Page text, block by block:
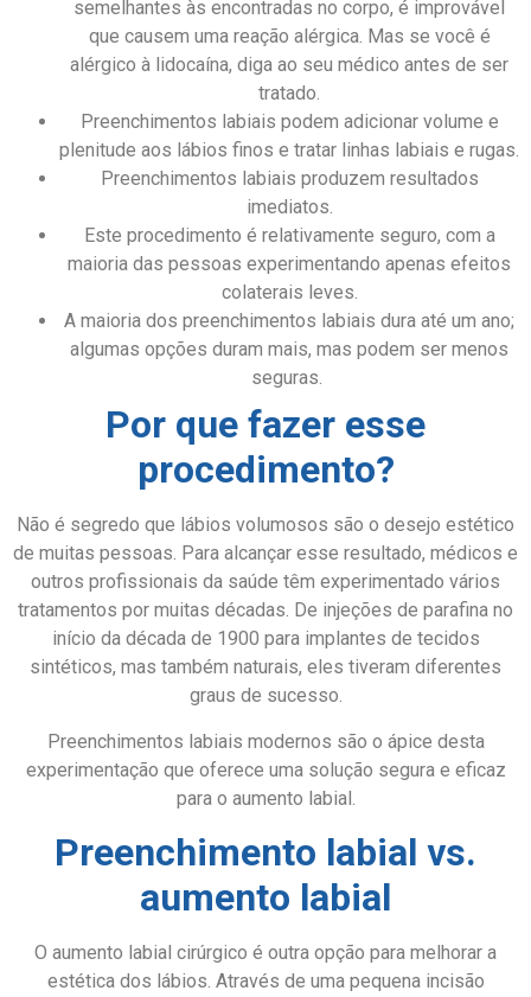
semelhantes às encontradas no corpo, é improvável
que causem uma reação alérgica. Mas se você é
alérgico à lidocaína, diga ao seu médico antes de ser
tratado.
Preenchimentos labiais podem adicionar volume e
plenitude aos lábios finos e tratar linhas labiais e rugas.
Preenchimentos labiais produzem resultados
imediatos.
Este procedimento é relativamente seguro, com a
maioria das pessoas experimentando apenas efeitos
colaterais leves.
A maioria dos preenchimentos labiais dura até um ano;
algumas opções duram mais, mas podem ser menos
seguras.
Por que fazer esse
procedimento?
Não é segredo que lábios volumosos são o desejo estético
de muitas pessoas. Para alcançar esse resultado, médicos e
outros profissionais da saúde têm experimentado vários
tratamentos por muitas décadas. De injeções de parafina no
início da década de 1900 para implantes de tecidos
sintéticos, mas também naturais, eles tiveram diferentes
graus de sucesso.
Preenchimentos labiais modernos são o ápice desta
experimentação que oferece uma solução segura e eficaz
para o aumento labial.
Preenchimento labial vs.
aumento labial
O aumento labial cirúrgico é outra opção para melhorar a
estética dos lábios. Através de uma pequena incisão